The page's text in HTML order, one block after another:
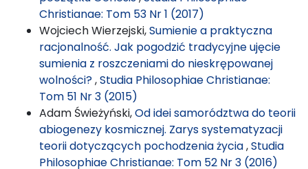
Christianae: Tom 53 Nr 1 (2017)
Wojciech Wierzejski,Sumienie a praktyczna
racjonalność. Jak pogodzić tradycyjne ujęcie
sumienia z roszczeniami do nieskrępowanej
wolności?,Studia Philosophiae Christianae:
Tom 51 Nr 3 (2015)
Adam Świeżyński,Od idei samorództwa do teorii
abiogenezy kosmicznej. Zarys systematyzacji
teorii dotyczących pochodzenia życia,Studia
Philosophiae Christianae: Tom 52 Nr 3 (2016)